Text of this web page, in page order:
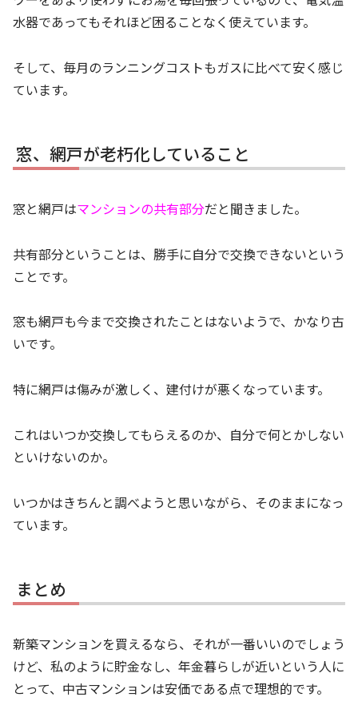
水器であってもそれほど困ることなく使えています。
そして、毎月のランニングコストもガスに比べて安く感じ
ています。
窓、網戸が老朽化していること
窓と網戸はマンションの共有部分だと聞きました。
共有部分ということは、勝手に自分で交換できないという
ことです。
窓も網戸も今まで交換されたことはないようで、かなり古
いです。
特に網戸は傷みが激しく、建付けが悪くなっています。
これはいつか交換してもらえるのか、自分で何とかしない
といけないのか。
いつかはきちんと調べようと思いながら、そのままになっ
ています。
まとめ
新築マンションを買えるなら、それが一番いいのでしょう
けど、私のように貯金なし、年金暮らしが近いという人に
とって、中古マンションは安価である点で理想的です。